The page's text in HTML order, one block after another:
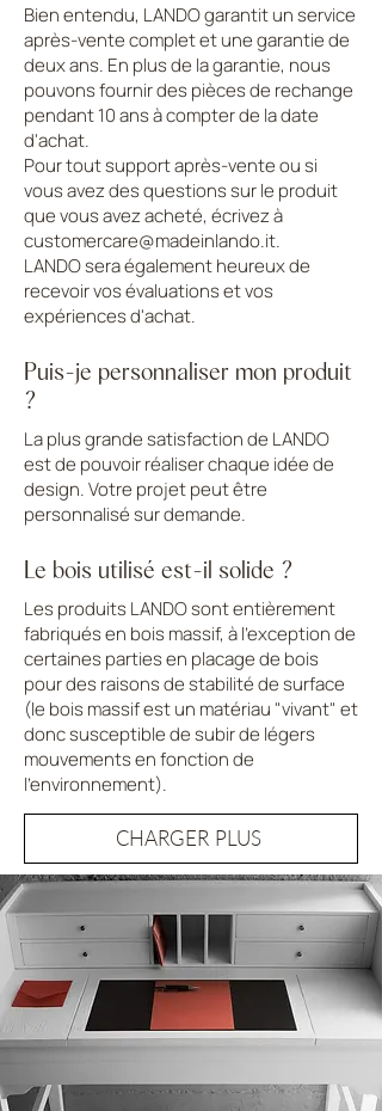
Bien entendu, LANDO garantit un service
après-vente complet et une garantie de
deux ans. En plus de la garantie, nous
pouvons fournir des pièces de rechange
pendant 10 ans à compter de la date
d'achat.
Pour tout support après-vente ou si
vous avez des questions sur le produit
que vous avez acheté, écrivez à
customercare@madeinlando.it.
LANDO sera également heureux de
recevoir vos évaluations et vos
expériences d'achat.
Puis-je personnaliser mon produit
?
La plus grande satisfaction de LANDO
est de pouvoir réaliser chaque idée de
design. Votre projet peut être
personnalisé sur demande.
Le bois utilisé est-il solide ?
Les produits LANDO sont entièrement
fabriqués en bois massif, à l'exception de
certaines parties en placage de bois
pour des raisons de stabilité de surface
(le bois massif est un matériau "vivant" et
donc susceptible de subir de légers
mouvements en fonction de
l'environnement).
CHARGER PLUS